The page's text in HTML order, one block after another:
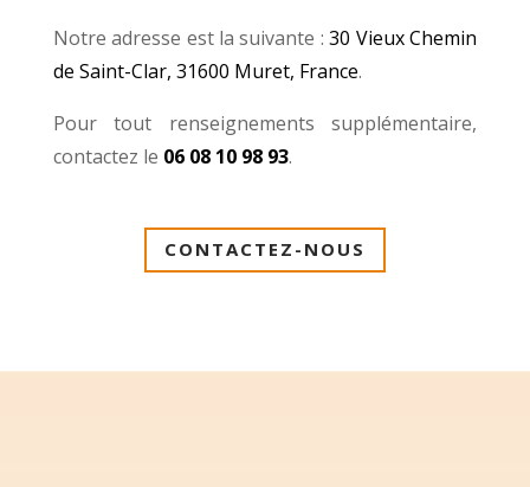
Notre adresse est la suivante :30 Vieux Chemin
de Saint-Clar, 31600 Muret, France.
Pour tout renseignements supplémentaire,
contactez le 06 08 10 98 93.
CONTACTEZ-NOUS